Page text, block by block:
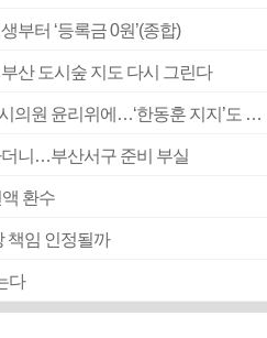
부터 ‘등록금 0원’(종합)
산 도시숲 지도 다시 그린다
■ 국힘 부산시당, ‘정이한 조력’ 시의원 윤리위에…‘한동훈 지지’도 신고접수
니…부산서구 준비 부실
환수
책임 인정될까
다